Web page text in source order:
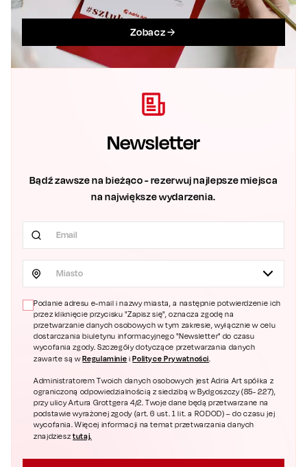
Zobacz
Newsletter
Bądź zawsze na bieżąco - rezerwuj najlepsze miejsca
na największe wydarzenia.
Miasto
Podanie adresu e-mail i nazwy miasta, a następnie potwierdzenie ich
przez kliknięcie przycisku "Zapisz się", oznacza zgodę na
przetwarzanie danych osobowych w tym zakresie, wyłącznie w celu
dostarczania biuletynu informacyjnego "Newsletter" do czasu
wycofania zgody. Szczegóły dotyczące przetwarzania danych
zawarte są wRegulaminie iPolityce Prywatności.
Administratorem Twoich danych osobowych jest Adria Art spółka z
ograniczoną odpowiedzialnością z siedzibą w Bydgoszczy (85- 227),
przy ulicy Artura Grottgera 4/2. Twoje dane będą przetwarzane na
podstawie wyrażonej zgody (art. 6 ust. 1 lit. a RODOD) – do czasu jej
wycofania. Więcej informacji na temat przetwarzania danych
znajdziesztutaj.